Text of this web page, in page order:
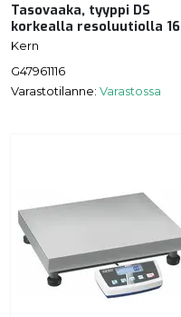
Tasovaaka, tyyppi DS
korkealla resoluutiolla 16
Kern
G47961116
Varastotilanne: Varastossa